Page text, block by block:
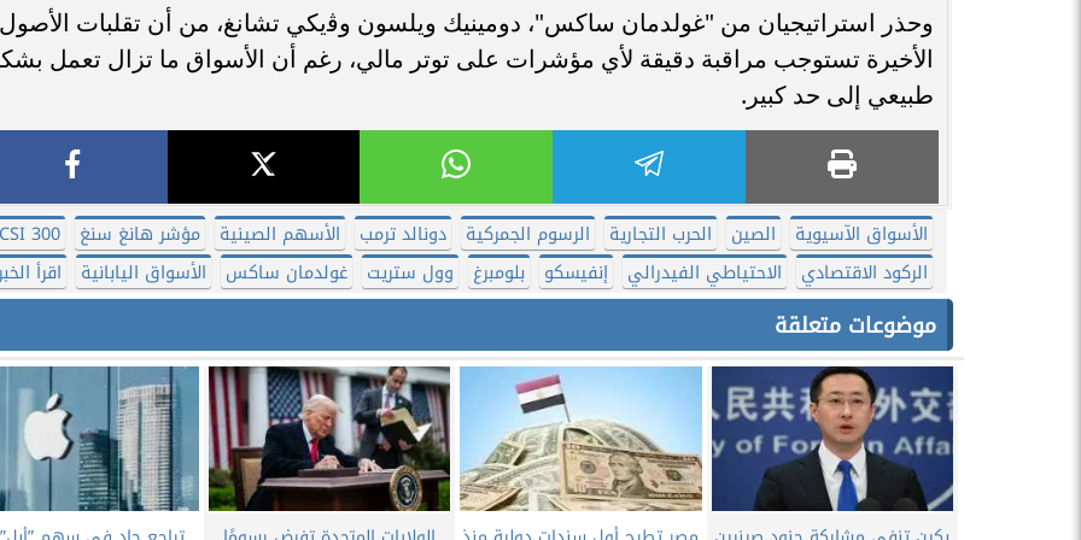
وحذر استراتيجيان من "غولدمان ساكس"، دومينيك ويلسون وﭬيكي تشانغ، من أن تقلبات الأصول
الأخيرة تستوجب مراقبة دقيقة لأي مؤشرات على توتر مالي، رغم أن الأسواق ما تزال تعمل
طبيعي إلى حد كبير.
الأسواق الآسيوية الصين الحرب التجارية الرسوم الجمركية دونالد ترمب الأسهم الصينية مؤشر هانغ سنغ
CSI 300
الركود الاقتصادي
الاحتياطي الفيدرالي إنفيسكو بلومبرغ وول ستريت غولدمان ساكس الأسواق اليابانية اقرأ
موضوعات متعلقة